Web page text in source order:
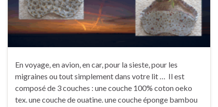
En voyage, en avion, en car, pour la sieste, pour les
migraines ou tout simplement dans votre lit … Il est
composé de 3 couches : une couche 100% coton oeko
tex. une couche de ouatine. une couche éponge bambou